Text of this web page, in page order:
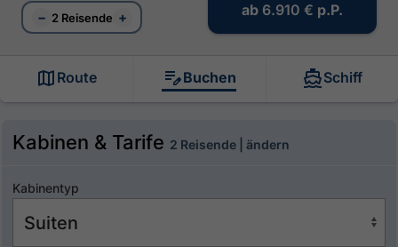
− 2 Reisende + ab 6.910 € p.P.
Route Buchen Schiff
Kabinen & Tarife 2 Reisende | ändern
Kabinentyp